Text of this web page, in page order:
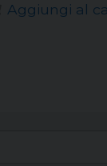
Aggiungi al